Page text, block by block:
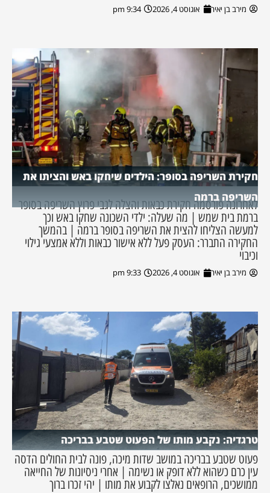
מירב בן יאיר אוגוסט 4, 2026 9:34 pm
חקירת השריפה בסופר: הילדים שיחקו באש והציתו את
השריפה ברמה
לאחרונה פורסמה חקירת כבאות והצלה לגבי פרוץ השריפה בסופר
ברמת בית שמש | מה שעלה: ילדי השכונה שחקו באש וכך
למעשה הצליחו להצית את השריפה בסופר ברמה | בהמשך
החקירה התברר: העסק פעל ללא אישור כבאות וללא אמצעי גילוי
וכיבוי
מירב בן יאיר אוגוסט 4, 2026 9:33 pm
טרגדיה: נקבע מותו של הפעוט שטבע בבריכה
פעוט שטבע בבריכה במושב שדות מיכה, פונה לבית החולים הדסה
עין כרם כשהוא ללא דופק או נשימה | אחרי ניסיונות של החייאה
ממושכים, הרופאים נאלצו לקבוע את מותו | יהי זכרו ברוך